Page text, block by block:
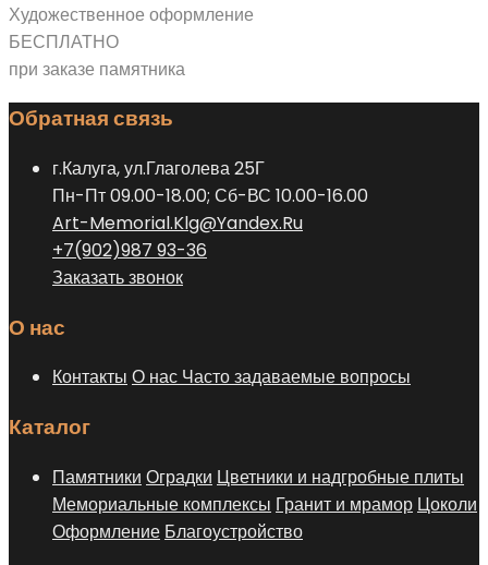
Художественное оформление
БЕСПЛАТНО
при заказе памятника
Обратная связь
г.Калуга, ул.Глаголева 25Г
Пн-Пт 09.00-18.00; Сб-ВС 10.00-16.00
Art-Memorial.Klg@Yandex.Ru
+7(902)987 93-36
Заказать звонок
О нас
Контакты О нас Часто задаваемые вопросы
Каталог
Памятники Оградки Цветники и надгробные плиты
Мемориальные комплексы Гранит и мрамор Цоколи
Оформление Благоустройство